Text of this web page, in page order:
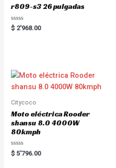
r809-s3 26 pulgadas
R
a
u
t
f
$ 2'968.00
Citycoco
Moto eléctrica Rooder
shansu 8.0 4000W
80kmph
R
a
$ 5'796.00